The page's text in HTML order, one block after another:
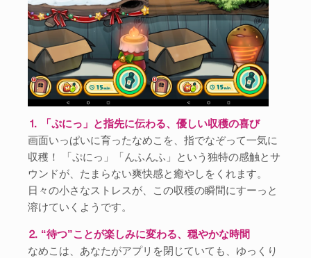
⒈ 「ぷにっ」と指先に伝わる、優しい収穫の喜び
画面いっぱいに育ったなめこを、指でなぞって一気に
収穫！ 「ぷにっ」「んふんふ」という独特の感触とサ
ウンドが、たまらない爽快感と癒やしをくれます。
日々の小さなストレスが、この収穫の瞬間にすーっと
溶けていくようです。
⒉ “待つ”ことが楽しみに変わる、穏やかな時間
なめこは、あなたがアプリを閉じていても、ゆっくり